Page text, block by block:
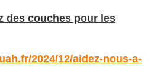
des couches pour les
2024/12/aidez-nous-a-